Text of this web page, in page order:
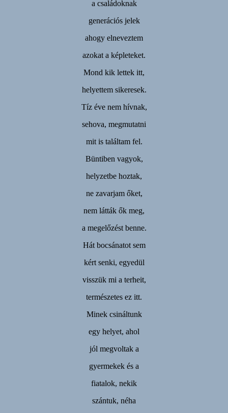
a családoknak
generációs jelek
ahogy elneveztem
azokat a képleteket.
Mond kik lettek itt,
helyettem sikeresek.
Tíz éve nem hívnak,
sehova, megmutatni
mit is találtam fel.
Büntiben vagyok,
helyzetbe hoztak,
ne zavarjam őket,
nem látták ők meg,
a megelőzést benne.
Hát bocsánatot sem
kért senki, egyedül
visszük mi a terheit,
természetes ez itt.
Minek csináltunk
egy helyet, ahol
jól megvoltak a
gyermekek és a
fiatalok, nekik
szántuk, néha